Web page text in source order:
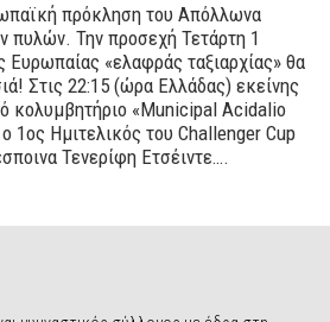
πρόκληση του Απόλλωνα
πυλών. Την προσεχή Τετάρτη 1
Ευρωπαίας «ελαφράς ταξιαρχίας» θα
Στις 22:15 (ώρα Ελλάδας) εκείνης
κολυμβητήριο «Municipal Acidalio
1ος Ημιτελικός του Challenger Cup
Τενερίφη Ετσέιντε….